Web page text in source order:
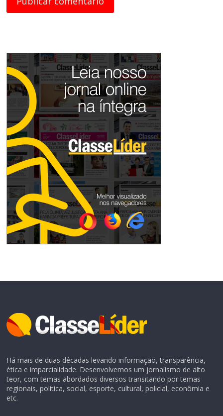
Há mais de duas décadas levando informação, transparência,
ética e imparcialidade. Desenvolvemos um jornalismo de alto
teor, com temas abordados diversos transitando por temas
regionais, política, social, esporte, cultural, policial, econômia e
etc.